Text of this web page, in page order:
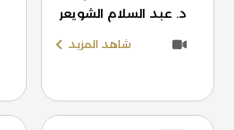
د. عبد السلام الشويعر
شاهد المزيد